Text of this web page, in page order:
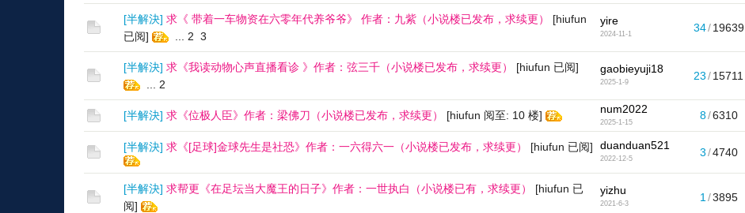
[半解決] 求《 带着一车物资在六零年代养爷爷》 作者：九紫（小说楼已发布，求续更）
[hiufun
已阅]
2 3
yire
2024-11-1
34/ 19639
[半解決] 求《我读动物心声直播看诊 》作者：弦三千（小说楼已发布，求续更）
[hiufun 已阅]
2
gaobieyuji18
2025-1-9
23/15711
[半解決] 求《位极人臣》作者：梁佛刀（小说楼已发布，求续更） [hiufun 阅至: 10 楼] num2022
2025-1-15
8/6310
[半解決] 求《[足球]金球先生是社恐》作者：一六得六一（小说楼已发布，求续更） [hiufun 已阅] duanduan521
2022-12-5
3/4740
[半解決] 求帮更《在足坛当大魔王的日子》作者：一世执白（小说楼已有，求续更）
[hiufun 已
阅]
yizhu
2021-6-3
1 /3895